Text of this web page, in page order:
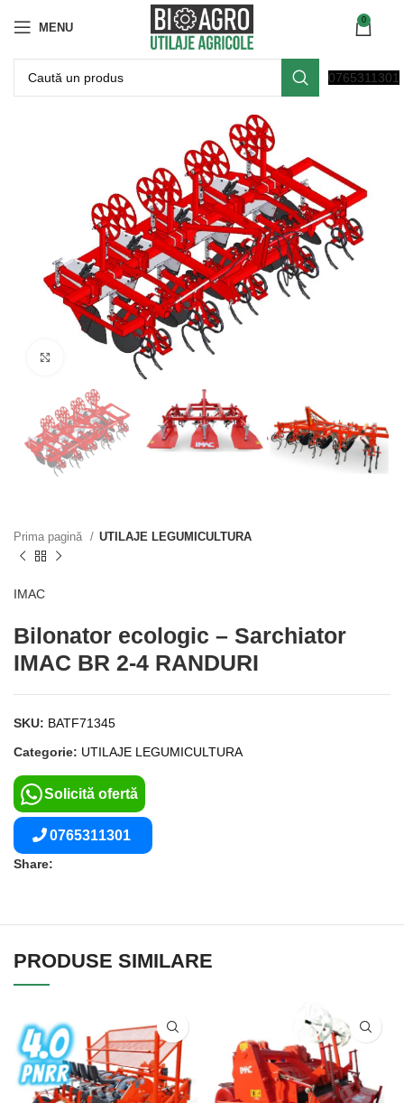
MENU
0
0765311301
Click to enlarge
Prima pagină UTILAJE LEGUMICULTURA
IMAC
Bilonator ecologic – Sarchiator
IMAC BR 2-4 RANDURI
SKU: BATF71345
Categorie: UTILAJE LEGUMICULTURA
Solicită ofertă
0765311301
Share:
PRODUSE SIMILARE